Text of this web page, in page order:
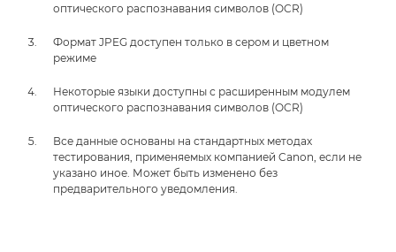
оптического распознавания символов (OCR)
Формат JPEG доступен только в сером и цветном
режиме
Некоторые языки доступны с расширенным модулем
оптического распознавания символов (OCR)
Все данные основаны на стандартных методах
тестирования, применяемых компанией Canon, если не
указано иное. Может быть изменено без
предварительного уведомления.